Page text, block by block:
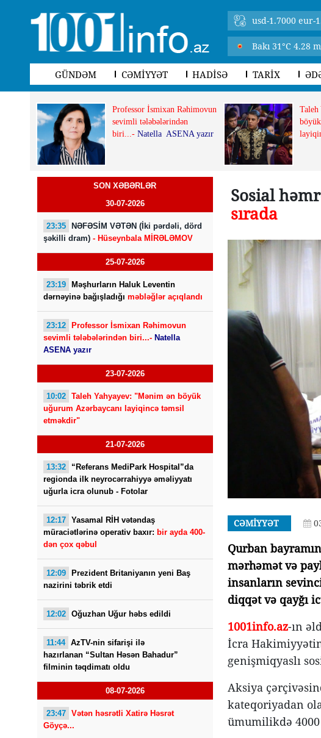
usd-1.7000 eur-
Bakı 31°C 4.28
GÜNDƏM CƏMİYYƏT HADİSƏ TARİX
Professor İsmixan Rəhimovun
sevimli tələbələrindən
biri...- Natella ASENA yazır
Taleh
SON XƏBƏRLƏR
30-07-2026
23:35
NƏFƏSİM VƏTƏN (İki pərdəli, dörd
şəkilli dram) - Hüseynbala MİRƏLƏMOV
25-07-2026
23:19
Məşhurların Haluk Leventin
dərnəyinə bağışladığı məbləğlər açıqlandı
23:12
Professor İsmixan Rəhimovun
sevimli tələbələrindən biri...- Natella
ASENA yazır
23-07-2026
10:02 Taleh Yahyayev: "Mənim ən böyük
uğurum Azərbaycanı layiqincə təmsil
etməkdir"
21-07-2026
13:32
“Referans MediPark Hospital”da
regionda ilk neyrocərrahiyyə əməliyyatı
uğurla icra olunub - Fotolar
12:17 Yasamal RİH vətəndaş
müraciətlərinə operativ baxır: bir ayda 400-
dən çox qəbul
12:09
Prezident Britaniyanın yeni Baş
nazirini təbrik etdi
12:02 Oğuzhan Uğur həbs edildi
11:44 AzTV-nin sifarişi ilə
hazırlanan “Sultan Həsən Bahadur”
filminin təqdimatı oldu
08-07-2026
23:47 Vətən həsrətli Xatirə Həsrət
Göyçə...
Sosial
sırada
CƏMİYYƏT
Qurban
mərhəmət və
insanların
diqqət və qayğı
1001info.az-ın
İcra
genişmiqyaslı
Aksiya
kateqoriyadan
ümumilikdə